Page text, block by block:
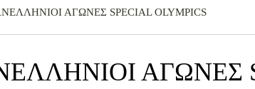
ΑΓΩΝΕΣ SPECIAL OLYMPICS
ΑΓΩΝΕΣ